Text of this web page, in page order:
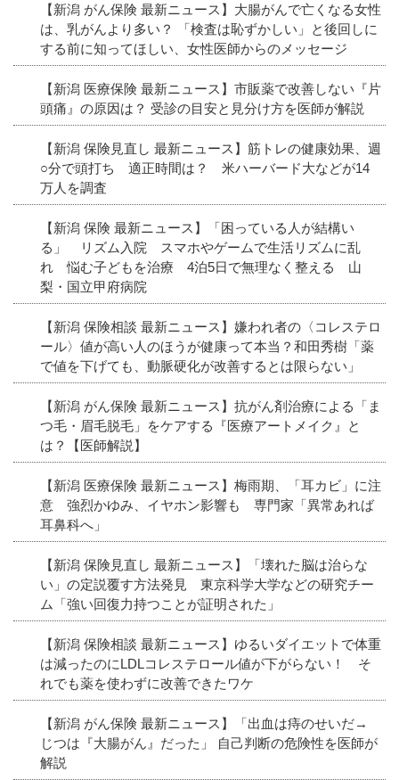
【新潟 がん保険 最新ニュース】大腸がんで亡くなる女性
は、乳がんより多い？ 「検査は恥ずかしい」と後回しに
する前に知ってほしい、女性医師からのメッセージ
【新潟 医療保険 最新ニュース】市販薬で改善しない『片
頭痛』の原因は？ 受診の目安と見分け方を医師が解説
【新潟 保険見直し 最新ニュース】筋トレの健康効果、週
○分で頭打ち 適正時間は？ 米ハーバード大などが14
万人を調査
【新潟 保険 最新ニュース】「困っている人が結構い
る」 リズム入院 スマホやゲームで生活リズムに乱
れ 悩む子どもを治療 4泊5日で無理なく整える 山
梨・国立甲府病院
【新潟 保険相談 最新ニュース】嫌われ者の〈コレステロ
ール〉値が高い人のほうが健康って本当？和田秀樹「薬
で値を下げても、動脈硬化が改善するとは限らない」
【新潟 がん保険 最新ニュース】抗がん剤治療による「ま
つ毛・眉毛脱毛」をケアする『医療アートメイク』と
は？【医師解説】
【新潟 医療保険 最新ニュース】梅雨期、「耳カビ」に注
意 強烈かゆみ、イヤホン影響も 専門家「異常あれば
耳鼻科へ」
【新潟 保険見直し 最新ニュース】「壊れた脳は治らな
い」の定説覆す方法発見 東京科学大学などの研究チー
ム「強い回復力持つことが証明された」
【新潟 保険相談 最新ニュース】ゆるいダイエットで体重
は減ったのにLDLコレステロール値が下がらない！ そ
れでも薬を使わずに改善できたワケ
【新潟 がん保険 最新ニュース】「出血は痔のせいだ→
じつは『大腸がん』だった」 自己判断の危険性を医師が
解説